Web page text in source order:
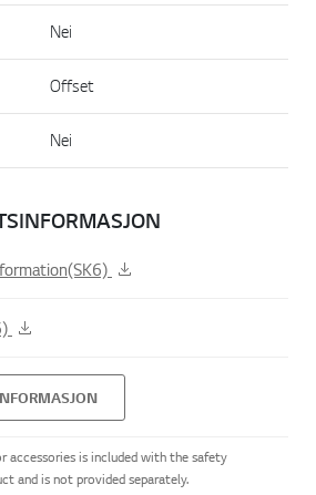
Nei
Offset
Nei
accessories is included with the safety
and is not provided separately.